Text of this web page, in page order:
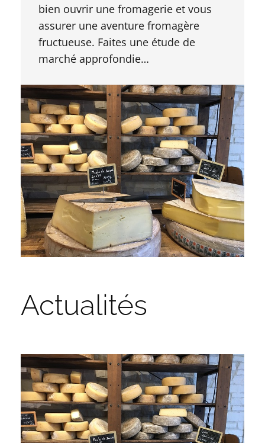
bien ouvrir une fromagerie et vous
assurer une aventure fromagère
fructueuse. Faites une étude de
marché approfondie…
Actualités